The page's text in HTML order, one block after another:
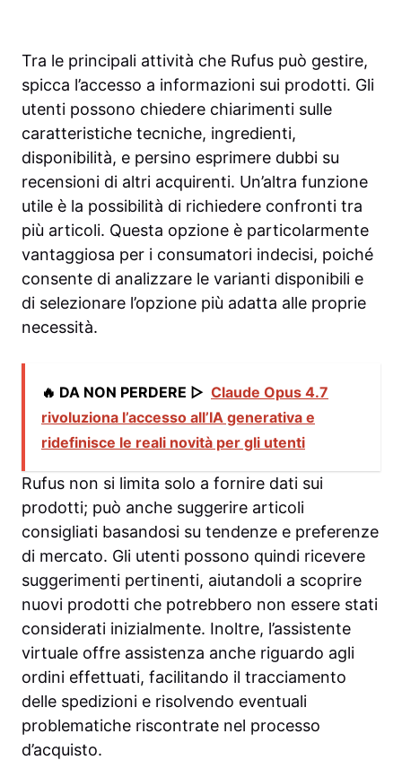
Tra le principali attività che Rufus può gestire,
spicca l’accesso a informazioni sui prodotti. Gli
utenti possono chiedere chiarimenti sulle
caratteristiche tecniche, ingredienti,
disponibilità, e persino esprimere dubbi su
recensioni di altri acquirenti. Un’altra funzione
utile è la possibilità di richiedere confronti tra
più articoli. Questa opzione è particolarmente
vantaggiosa per i consumatori indecisi, poiché
consente di analizzare le varianti disponibili e
di selezionare l’opzione più adatta alle proprie
necessità.
🔥 DA NON PERDERE ▷ Claude Opus 4.7
rivoluziona l’accesso all’IA generativa e
ridefinisce le reali novità per gli utenti
Rufus non si limita solo a fornire dati sui
prodotti; può anche suggerire articoli
consigliati basandosi su tendenze e preferenze
di mercato. Gli utenti possono quindi ricevere
suggerimenti pertinenti, aiutandoli a scoprire
nuovi prodotti che potrebbero non essere stati
considerati inizialmente. Inoltre, l’assistente
virtuale offre assistenza anche riguardo agli
ordini effettuati, facilitando il tracciamento
delle spedizioni e risolvendo eventuali
problematiche riscontrate nel processo
d’acquisto.